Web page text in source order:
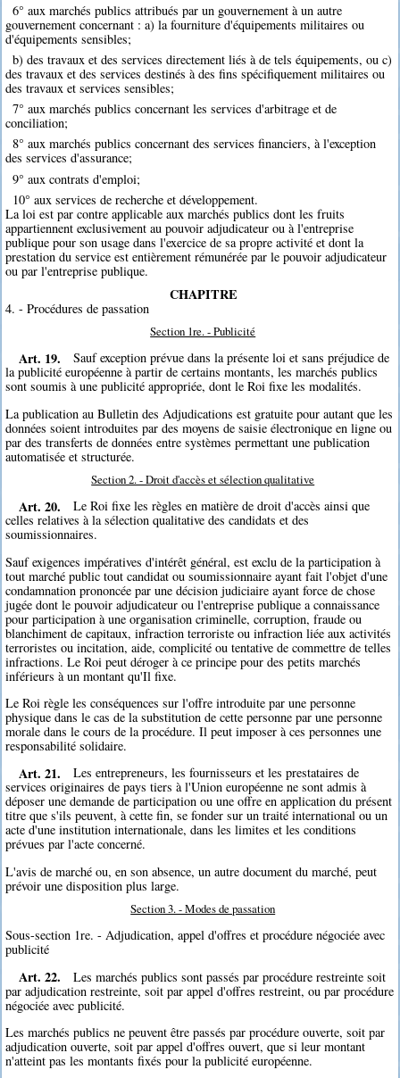
6° aux marchés publics attribués par un gouvernement à un autre
gouvernement concernant : a) la fourniture d'équipements militaires ou
d'équipements sensibles;
b) des travaux et des services directement liés à de tels équipements, ou c)
des travaux et des services destinés à des fins spécifiquement militaires ou
des travaux et services sensibles;
7° aux marchés publics concernant les services d'arbitrage et de
conciliation;
8° aux marchés publics concernant des services financiers, à l'exception
des services d'assurance;
9° aux contrats d'emploi;
10° aux services de recherche et développement.
La loi est par contre applicable aux marchés publics dont les fruits
appartiennent exclusivement au pouvoir adjudicateur ou à l'entreprise
publique pour son usage dans l'exercice de sa propre activité et dont la
prestation du service est entièrement rémunérée par le pouvoir adjudicateur
ou par l'entreprise publique.
CHAPITRE
4. - Procédures de passation
Section 1re. - Publicité
Art. 19.
Sauf exception prévue dans la présente loi et sans préjudice de
la publicité européenne à partir de certains montants, les marchés publics
sont soumis à une publicité appropriée, dont le Roi fixe les modalités.
La publication au Bulletin des Adjudications est gratuite pour autant que les
données soient introduites par des moyens de saisie électronique en ligne ou
par des transferts de données entre systèmes permettant une publication
automatisée et structurée.
Section 2. - Droit d'accès et sélection qualitative
Art. 20.
Le Roi fixe les règles en matière de droit d'accès ainsi que
celles relatives à la sélection qualitative des candidats et des
soumissionnaires.
Sauf exigences impératives d'intérêt général, est exclu de la participation à
tout marché public tout candidat ou soumissionnaire ayant fait l'objet d'une
condamnation prononcée par une décision judiciaire ayant force de chose
jugée dont le pouvoir adjudicateur ou l'entreprise publique a connaissance
pour participation à une organisation criminelle, corruption, fraude ou
blanchiment de capitaux, infraction terroriste ou infraction liée aux activités
terroristes ou incitation, aide, complicité ou tentative de commettre de telles
infractions. Le Roi peut déroger à ce principe pour des petits marchés
inférieurs à un montant qu'Il fixe.
Le Roi règle les conséquences sur l'offre introduite par une personne
physique dans le cas de la substitution de cette personne par une personne
morale dans le cours de la procédure. Il peut imposer à ces personnes une
responsabilité solidaire.
Art. 21.
Les entrepreneurs, les fournisseurs et les prestataires de
services originaires de pays tiers à l'Union européenne ne sont admis à
déposer une demande de participation ou une offre en application du présent
titre que s'ils peuvent, à cette fin, se fonder sur un traité international ou un
acte d'une institution internationale, dans les limites et les conditions
prévues par l'acte concerné.
L'avis de marché ou, en son absence, un autre document du marché, peut
prévoir une disposition plus large.
Section 3. - Modes de passation
Sous-section 1re. - Adjudication, appel d'offres et procédure négociée avec
publicité
Art. 22.
Les marchés publics sont passés par procédure restreinte soit
par adjudication restreinte, soit par appel d'offres restreint, ou par procédure
négociée avec publicité.
Les marchés publics ne peuvent être passés par procédure ouverte, soit par
adjudication ouverte, soit par appel d'offres ouvert, que si leur montant
n'atteint pas les montants fixés pour la publicité européenne.